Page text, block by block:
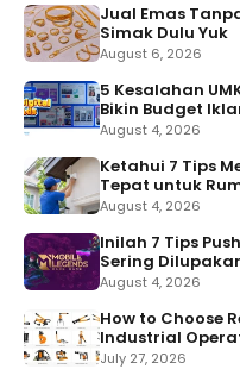
Jual Emas
Simak Dulu Yuk
August 6, 2026
5 Kesalahan
Bikin Budget
August 4, 2026
Ketahui 7 Tips
Tepat untuk
August 4, 2026
Inilah 7 Tips
Sering
August 4, 2026
How to Choose
Industrial
July 27, 2026